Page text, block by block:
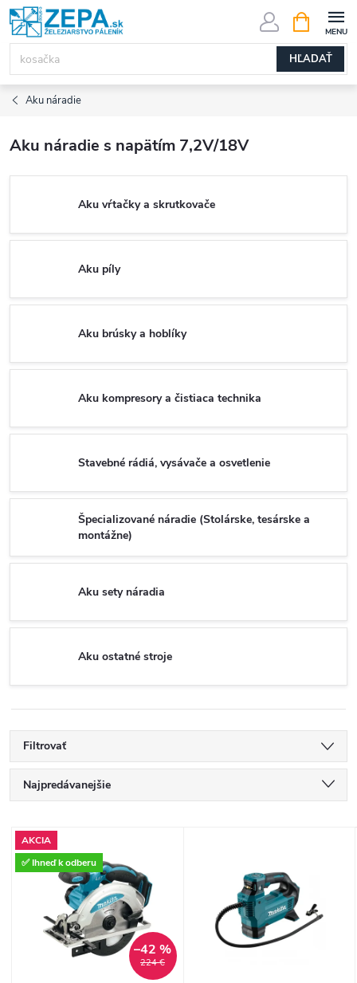
Prejsť
na
obsah
HĽADAŤ
KOŠÍK
Aku náradie
Aku náradie s napätím 7,2V/18V
Aku vŕtačky a skrutkovače
Aku píly
Aku brúsky a hoblíky
Aku kompresory a čistiaca technika
Stavebné rádiá, vysávače a osvetlenie
Špecializované náradie (Stolárske, tesárske a
montážne)
Aku sety náradia
Aku ostatné stroje
Filtrovať
R
a
d
Najpredávanejšie
Najdrahšie
Abecedne
V
ý
AKCIA
✅ Ihneď k odberu
224 €
–42 %